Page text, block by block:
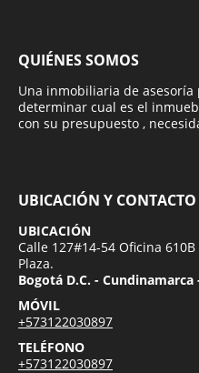
QUIÉNES SOMOS
Una inmobiliaria de
determinar cual es el
con su presupuesto ,
UBICACIÓN Y CONTACTO
UBICACIÓN
Calle 127#14-54 Oficina
Plaza.
Bogotá D.C. -
MÓVIL
+573122030897
TELÉFONO
+573122030897